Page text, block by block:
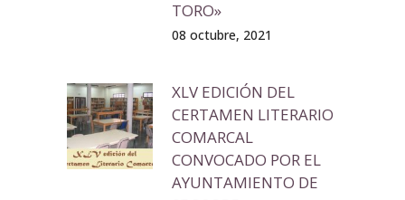
TORO»
08 octubre, 2021
XLV EDICIÓN DEL
CERTAMEN LITERARIO
COMARCAL
CONVOCADO POR EL
AYUNTAMIENTO DE